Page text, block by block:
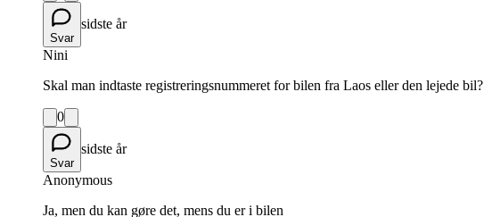
Svar
sidste år
Nini
Skal man indtaste registreringsnummeret for bilen fra Laos eller den lejede bil?
0
Svar
sidste år
Anonymous
Ja, men du kan gøre det, mens du er i bilen